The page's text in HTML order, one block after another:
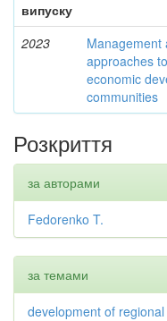
випуску
2023
Management
approaches
economic
communities
Розкриття
за авторами
Fedorenko T.
за темами
development of